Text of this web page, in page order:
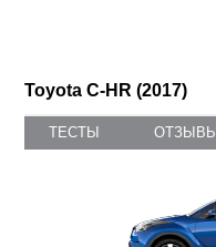
Toyota C-HR (2017)
ТЕСТЫ ОТЗЫВЫ